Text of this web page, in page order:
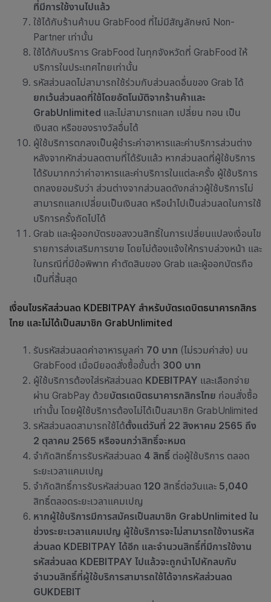
ที่มีการใช้งานไปแล้ว
ใช้ได้กับร้านค้าบน GrabFood ที่ไม่มีสัญลักษณ์ Non-
Partner เท่านั้น
ใช้ได้กับบริการ GrabFood ในทุกจังหวัดที่ GrabFood ให้
บริการในประเทศไทยเท่านั้น
รหัสส่วนลดไม่สามารถใช้ร่วมกับส่วนลดอื่นของ Grab ได้
ยกเว้นส่วนลดที่ใช้โดยอัตโนมัติจากร้านค้าและ
GrabUnlimited และไม่สามารถแลก เปลี่ยน ทอน เป็น
เงินสด หรือของรางวัลอื่นได้
ผู้ใช้บริการตกลงเป็นผู้ชำระค่าอาหารและค่าบริการส่วนต่าง
หลังจากหักส่วนลดตามที่ได้รับแล้ว หากส่วนลดที่ผู้ใช้บริการ
ได้รับมากกว่าค่าอาหารและค่าบริการในแต่ละครั้ง ผู้ใช้บริการ
ตกลงยอมรับว่า ส่วนต่างจากส่วนลดดังกล่าวผู้ใช้บริการไม่
สามารถแลกเปลี่ยนเป็นเงินสด หรือนำไปเป็นส่วนลดในการใช้
บริการครั้งถัดไปได้
Grab และผู้ออกบัตรขอสงวนสิทธิ์ในการเปลี่ยนแปลงเงื่อนไข
รายการส่งเสริมการขาย โดยไม่ต้องแจ้งให้ทราบล่วงหน้า และ
ในกรณีที่มีข้อพิพาท คำตัดสินของ Grab และผู้ออกบัตรถือ
เป็นที่สิ้นสุด
เงื่อนไขรหัสส่วนลด KDEBITPAY สำหรับบัตรเดบิตธนาคารกสิกร
ไทย และไม่ได้เป็นสมาชิก GrabUnlimited
รับรหัสส่วนลดค่าอาหารมูลค่า 70 บาท (ไม่รวมค่าส่ง) บน
GrabFood เมื่อมียอดสั่งซื้อขั้นต่ำ 300 บาท
ผู้ใช้บริการต้องใส่รหัสส่วนลด KDEBITPAY และเลือกจ่าย
ผ่าน GrabPay ด้วยบัตรเดบิตธนาคารกสิกรไทย ก่อนสั่งซื้อ
เท่านั้น โดยผู้ใช้บริการต้องไม่ได้เป็นสมาชิก GrabUnlimited
รหัสส่วนลดสามารถใช้ได้ตั้งแต่วันที่ 22 สิงหาคม 2565 ถึง
2 ตุลาคม 2565 หรือจนกว่าสิทธิ์จะหมด
จำกัดสิทธิ์การรับรหัสส่วนลด 4 สิทธิ์ ต่อผู้ใช้บริการ ตลอด
ระยะเวลาแคมเปญ
จำกัดสิทธิ์การรับรหัสส่วนลด 120 สิทธิ์ต่อวันและ 5,040
สิทธิ์ตลอดระยะเวลาแคมเปญ
หากผู้ใช้บริการมีการสมัครเป็นสมาชิก GrabUnlimited ใน
ช่วงระยะเวลาแคมเปญ ผู้ใช้บริการจะไม่สามารถใช้งานรหัส
ส่วนลด KDEBITPAY ได้อีก และจำนวนสิทธิ์ที่มีการใช้งาน
รหัสส่วนลด KDEBITPAY ไปแล้วจะถูกนำไปหักลบกับ
จำนวนสิทธิ์ที่ผู้ใช้บริการสามารถใช้ได้จากรหัสส่วนลด
GUKDEBIT